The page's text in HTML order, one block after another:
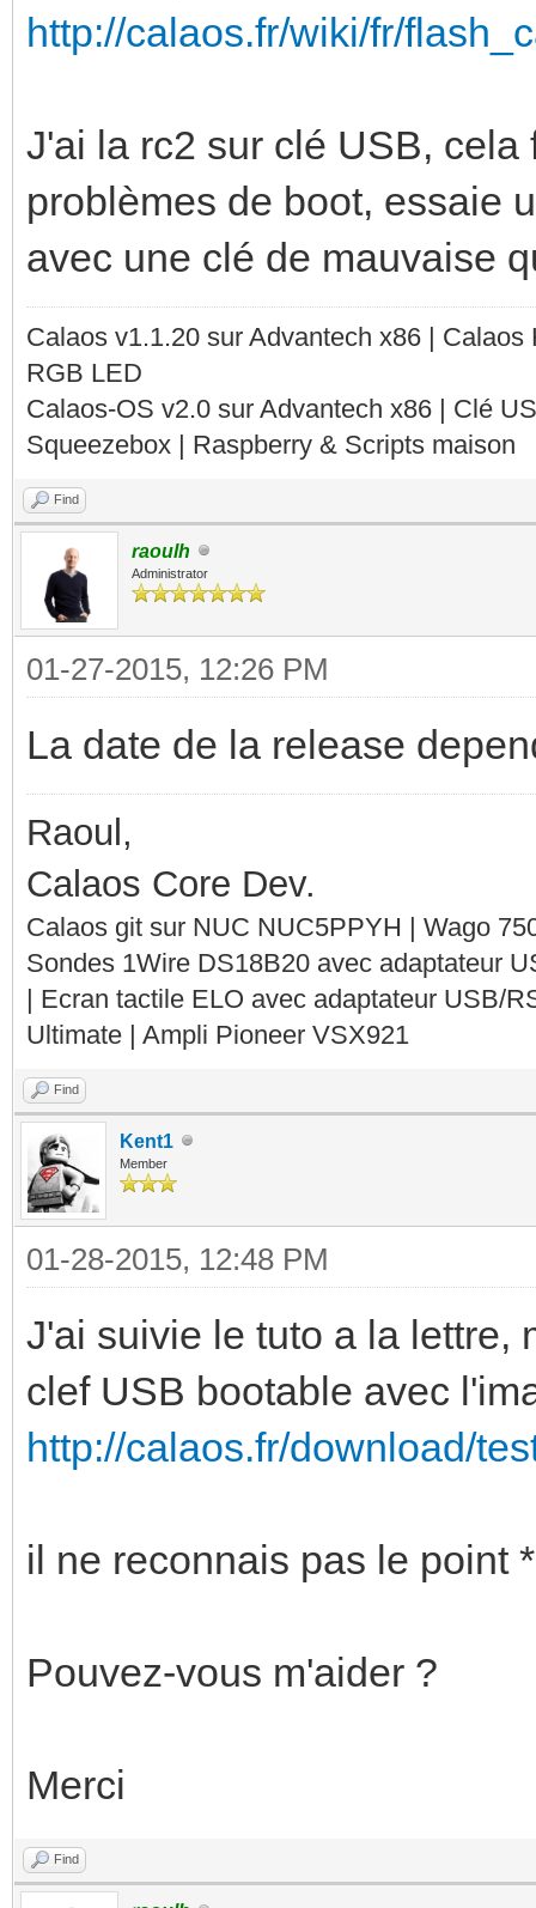
http://calaos.fr/wiki/fr/
J'ai la rc2 sur clé USB,
problèmes de boot, essaie
avec une clé de mauvaise
Calaos v1.1.20 sur Advantech x86 |
RGB LED
Calaos-OS v2.0 sur Advantech x86 | Clé
Squeezebox | Raspberry & Scripts maison
Find
raoulh
Administrator
01-27-2015, 12:26 PM
La date de la release
Raoul,
Calaos Core Dev.
Calaos git sur NUC NUC5PPYH | Wago
Sondes 1Wire DS18B20 avec adaptateur
| Ecran tactile ELO avec adaptateur USB/
Ultimate | Ampli Pioneer VSX921
Find
Kent1
Member
01-28-2015, 12:48 PM
J'ai suivie le tuto a la lettre,
clef USB bootable avec
http://calaos.fr/download/
il ne reconnais pas le point
Pouvez-vous m'aider ?
Merci
Find